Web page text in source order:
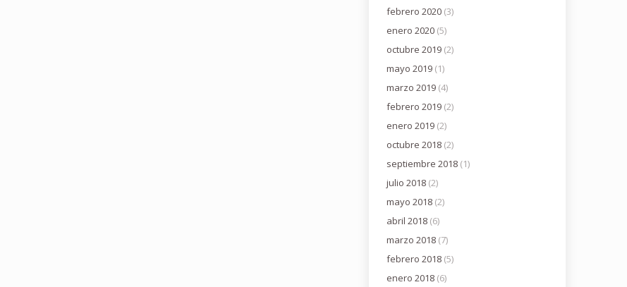
febrero 2020(3)
enero 2020(5)
octubre 2019(2)
mayo 2019(1)
marzo 2019(4)
febrero 2019(2)
enero 2019(2)
octubre 2018(2)
septiembre 2018(1)
julio 2018(2)
mayo 2018(2)
abril 2018(6)
marzo 2018(7)
febrero 2018(5)
enero 2018(6)